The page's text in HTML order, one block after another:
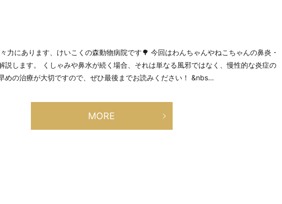
力にあります、けいこくの森動物病院です🌳 今回はわんちゃんやねこちゃんの鼻炎・
説します。 くしゃみや鼻水が続く場合、それは単なる風邪ではなく、慢性的な炎症の
めの治療が大切ですので、ぜひ最後までお読みください！ &nbs…
MORE